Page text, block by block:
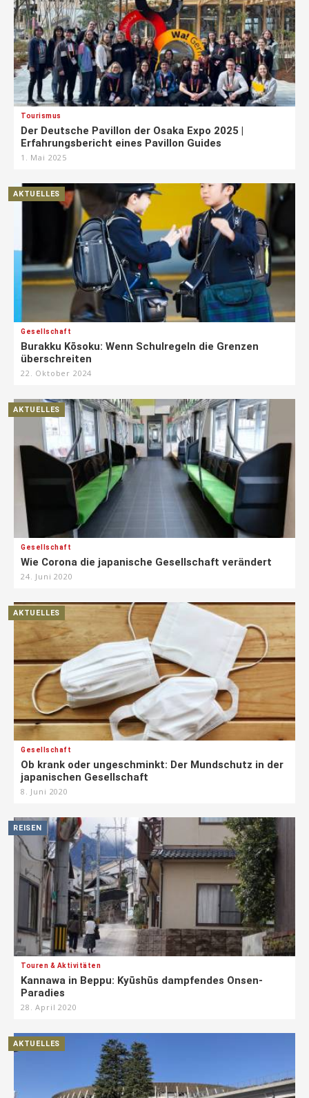
Tourismus
Der Deutsche Pavillon der Osaka Expo 2025 |
Erfahrungsbericht eines Pavillon Guides
1. Mai 2025
AKTUELLES
Gesellschaft
Burakku Kōsoku: Wenn Schulregeln die Grenzen
überschreiten
22. Oktober 2024
AKTUELLES
Gesellschaft
Wie Corona die japanische Gesellschaft verändert
24. Juni 2020
AKTUELLES
Gesellschaft
Ob krank oder ungeschminkt: Der Mundschutz in der
japanischen Gesellschaft
8. Juni 2020
REISEN
Touren & Aktivitäten
Kannawa in Beppu: Kyūshūs dampfendes Onsen-
Paradies
28. April 2020
AKTUELLES